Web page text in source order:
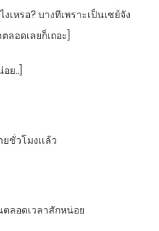
เหรอ? บางทีเพราะเป็นเซย์จัง
อดเลยก็เถอะ]
ย..]
ชั่วโมงเเล้ว
ลอดเวลาสักหน่อย